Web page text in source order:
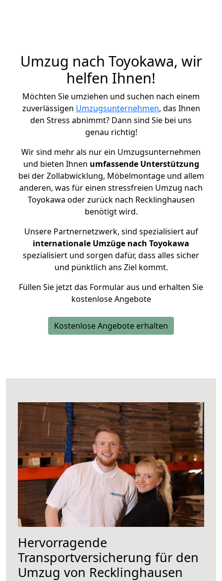
Umzug nach Toyokawa, wir
helfen Ihnen!
Möchten Sie umziehen und suchen nach einem
zuverlässigen Umzugsunternehmen, das Ihnen
den Stress abnimmt? Dann sind Sie bei uns
genau richtig!
Wir sind mehr als nur ein Umzugsunternehmen
und bieten Ihnen umfassende Unterstützung
bei der Zollabwicklung, Möbelmontage und allem
anderen, was für einen stressfreien Umzug nach
Toyokawa oder zurück nach Recklinghausen
benötigt wird.
Unsere Partnernetzwerk, sind spezialisiert auf
internationale Umzüge nach Toyokawa
spezialisiert und sorgen dafür, dass alles sicher
und pünktlich ans Ziel kommt.
Füllen Sie jetzt das Formular aus und erhalten Sie
kostenlose Angebote
Kostenlose Angebote erhalten
Hervorragende
Transportversicherung für den
Umzug von Recklinghausen